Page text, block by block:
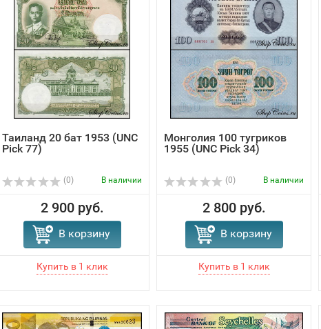
Таиланд 20 бат 1953 (UNC
Pick 77)
(0) В наличии
2 900 руб.
В корзину
Монголия 100 тугриков
1955 (UNC Pick 34)
(0) В наличии
2 800 руб.
В корзину